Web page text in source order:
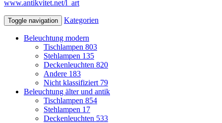
www.antikvitet.net/l_art
Toggle navigation Kategorien
Beleuchtung modern
Tischlampen 803
Stehlampen 135
Deckenleuchten 820
Andere 183
Nicht klassifiziert 79
Beleuchtung älter und antik
Tischlampen 854
Stehlampen 17
Deckenleuchten 533